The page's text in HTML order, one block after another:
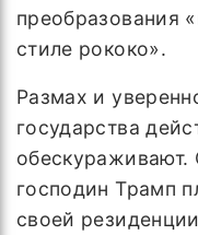
преобразования
стиле рококо».
Размах и
государства
обескураживают.
господин Трамп
своей